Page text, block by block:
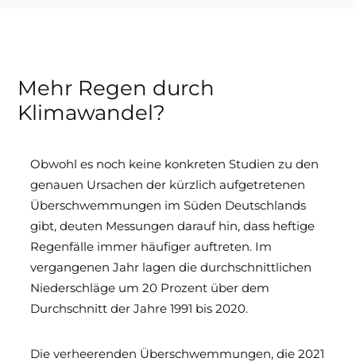
Mehr Regen durch
Klimawandel?
Obwohl es noch keine konkreten Studien zu den
genauen Ursachen der kürzlich aufgetretenen
Überschwemmungen im Süden Deutschlands
gibt, deuten Messungen darauf hin, dass heftige
Regenfälle immer häufiger auftreten. Im
vergangenen Jahr lagen die durchschnittlichen
Niederschläge um 20 Prozent über dem
Durchschnitt der Jahre 1991 bis 2020.
Die verheerenden Überschwemmungen, die 2021